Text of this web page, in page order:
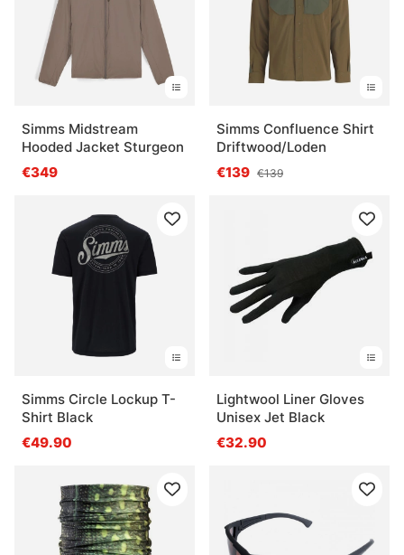
Qu’est-ce qu’un vêtement de pêche technique ?
Qu’est-ce qu’une bonne chaussure de pêche ?
Qu’est-ce que des lunettes de pêche apportent
vraiment ?
Qu’est-ce que l’entretien des vêtements
techniques change ?
Simms Midstream
Hooded Jacket Sturgeon
€349
Simms Confluence Shirt
Driftwood/Loden
€139 €139
Simms Circle Lockup T-
Shirt Black
€49.90
Lightwool Liner Gloves
Unisex Jet Black
€32.90